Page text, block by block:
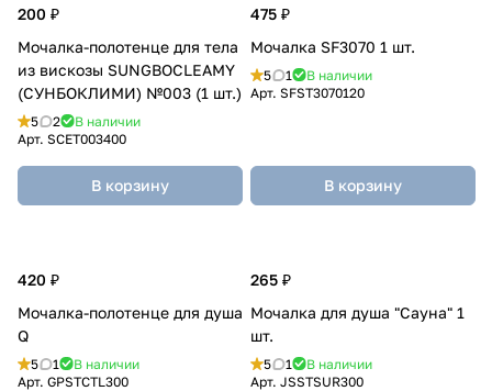
200 ₽
Мочалка-полотенце для тела
из вискозы SUNGBOCLEAMY
(СУНБОКЛИМИ) №003 (1 шт.)
5 2
В наличии
Арт. SCET003400
В корзину
475 ₽
Мочалка SF3070 1 шт.
5 1
В наличии
Арт. SFST3070120
В корзину
420 ₽
Мочалка-полотенце для душа
Q
5 1
В наличии
Арт. GPSTCTL300
265 ₽
Мочалка для душа "Сауна" 1
шт.
5 1
В наличии
Арт. JSSTSUR300